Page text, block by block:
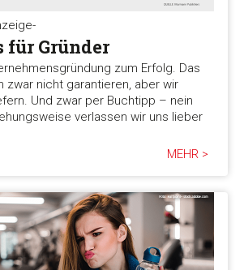
für Gründer
zum Erfolg. Das
zwar nicht garantieren, aber wir
Und zwar per Buchtipp – nein
verlassen wir uns lieber
MEHR >